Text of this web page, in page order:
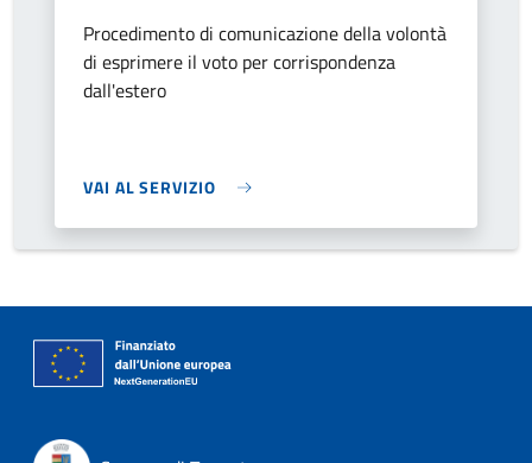
Procedimento di comunicazione della volontà
di esprimere il voto per corrispondenza
dall'estero
VAI AL SERVIZIO